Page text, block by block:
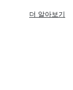
더 알아보기